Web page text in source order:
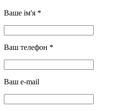
Ваше ім'я *
Ваш телефон *
Ваш e-mail